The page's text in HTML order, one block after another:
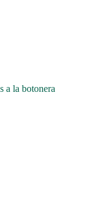
a la botonera